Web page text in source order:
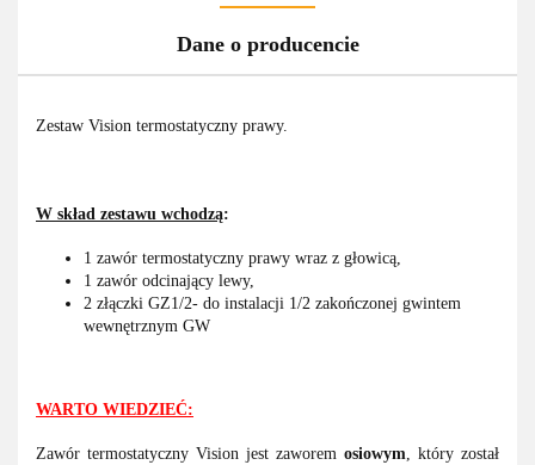
Dane o producencie
Zestaw Vision termostatyczny prawy.
W skład zestawu wchodzą:
1 zawór termostatyczny prawy wraz z głowicą,
1 zawór odcinający lewy,
2 złączki GZ1/2- do instalacji 1/2 zakończonej gwintem
wewnętrznym GW
WARTO WIEDZIEĆ:
Zawór termostatyczny Vision jest zaworem osiowym, który został